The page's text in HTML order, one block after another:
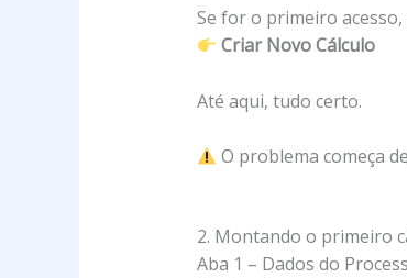
Se for o primeiro
Criar Novo Cálculo
Até aqui, tudo certo.
O problema começa
2. Montando o primeiro
Aba 1 – Dados do